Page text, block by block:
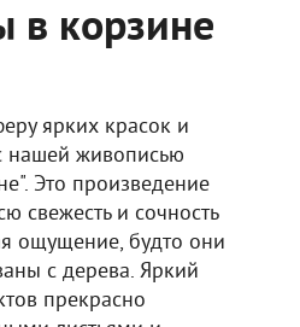
в корзине
ярких красок и
нашей живописью
Это произведение
свежесть и сочность
ощущение, будто они
с дерева. Яркий
прекрасно